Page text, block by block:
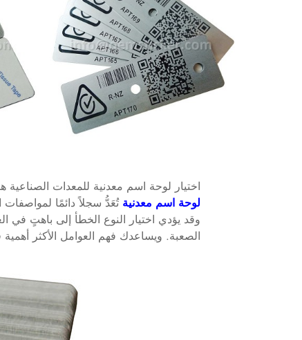
اختيار لوحة اسم معدنية للمعدات الصناعية
لوحة اسم معدنيةتُعَدُّ سجلاً دائمًا لمواصفات
وقد يؤدي اختيار النوع الخطأ إلى باهتٍ في
الصعبة. ويساعدك فهم العوامل الأكثر